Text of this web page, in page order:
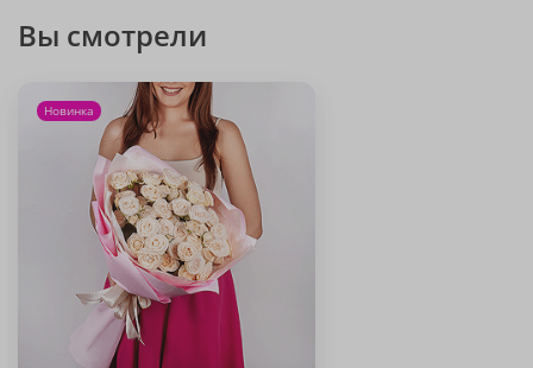
Вы смотрели
Новинка